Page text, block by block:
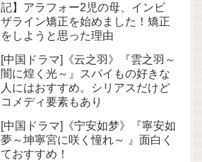
記】アラフォー2児の母、インビ
ザライン矯正を始めました！矯正
をしようと思った理由
[中国ドラマ]《云之羽》『雲之羽～
闇に煌く光～』スパイもの好きな
人にはおすすめ。シリアスだけど
コメディ要素もあり
[中国ドラマ]《宁安如梦》『寧安如
夢～坤寧宮に咲く憧れ～ 』面白く
ておすすめ！